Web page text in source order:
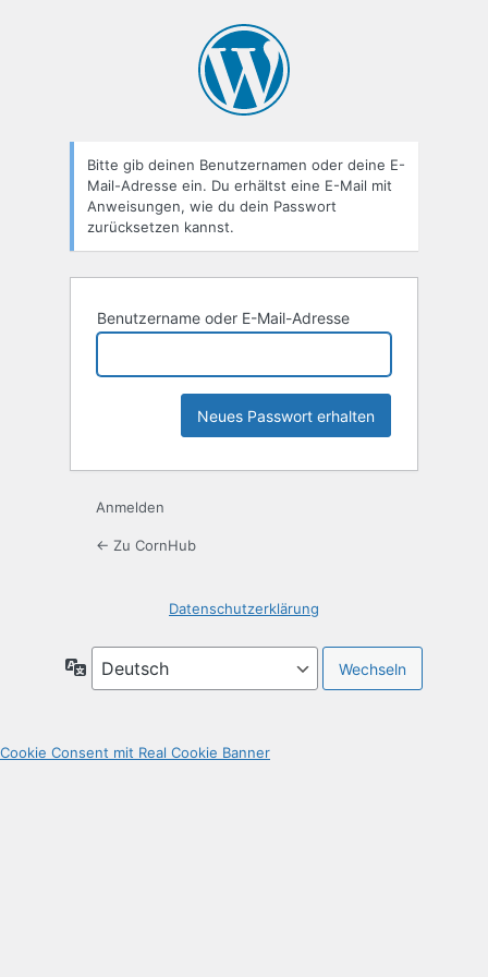
Bitte gib deinen Benutzernamen oder deine E-
Mail-Adresse ein. Du erhältst eine E-Mail mit
Anweisungen, wie du dein Passwort
zurücksetzen kannst.
Benutzername oder E-Mail-Adresse
Anmelden
← Zu CornHub
Datenschutzerklärung
Sprache
Cookie Consent mit Real Cookie Banner